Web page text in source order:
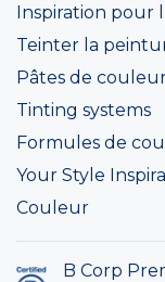
Inspiration pour
Teinter la
Pâtes de
Tinting systems
Formules de
Your Style
Couleur
B Corp